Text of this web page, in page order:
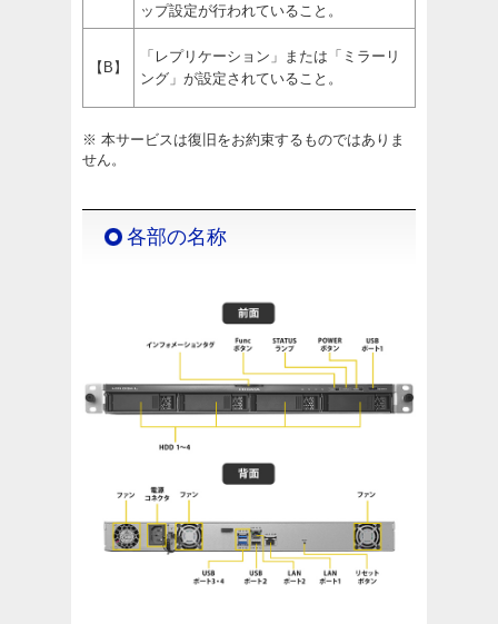
ップ設定が行われていること。
【B】
「レプリケーション」または「ミラーリ
ング」が設定されていること。
※ 本サービスは復旧をお約束するものではありま
せん。
各部の名称